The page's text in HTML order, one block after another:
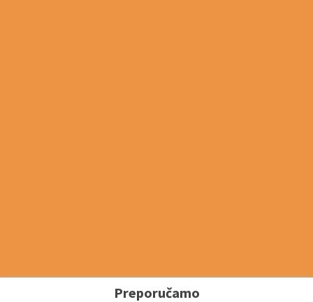
Preporučamo